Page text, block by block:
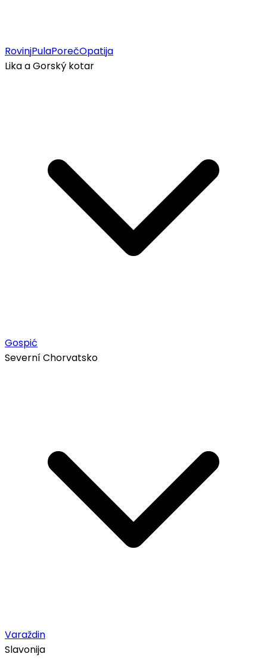
RovinjPulaPorečOpatija
Lika a Gorský kotar
Gospić
Severní Chorvatsko
Varaždin
Slavonija